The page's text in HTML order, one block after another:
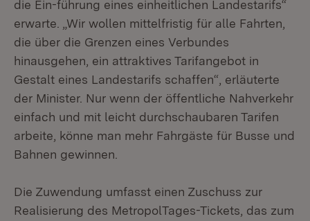
die Ein-führung eines einheitlichen Landestarifs“
erwarte. „Wir wollen mittelfristig für alle Fahrten,
die über die Grenzen eines Verbundes
hinausgehen, ein attraktives Tarifangebot in
Gestalt eines Landestarifs schaffen“, erläuterte
der Minister. Nur wenn der öffentliche Nahverkehr
einfach und mit leicht durchschaubaren Tarifen
arbeite, könne man mehr Fahrgäste für Busse und
Bahnen gewinnen.
Die Zuwendung umfasst einen Zuschuss zur
Realisierung des MetropolTages-Tickets, das zum